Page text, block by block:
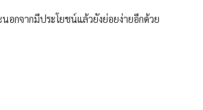
อกจากมีประโยชน์แล้วยังย่อยง่ายอีกด้วย